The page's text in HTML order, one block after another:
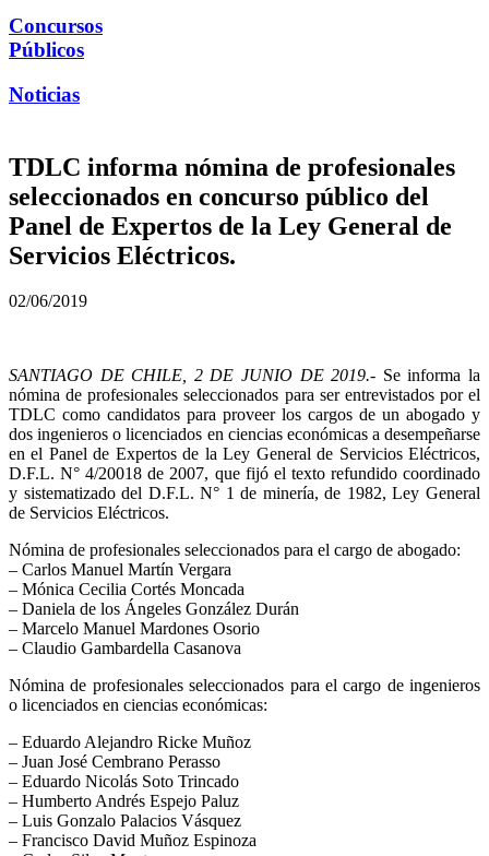
Concursos
Públicos
Noticias
TDLC informa nómina de profesionales
seleccionados en concurso público del
Panel de Expertos de la Ley General de
Servicios Eléctricos.
02/06/2019
SANTIAGO DE CHILE, 2 DE JUNIO DE 2019.- Se informa la
nómina de profesionales seleccionados para ser entrevistados por el
TDLC como candidatos para proveer los cargos de un abogado y
dos ingenieros o licenciados en ciencias económicas a desempeñarse
en el Panel de Expertos de la Ley General de Servicios Eléctricos,
D.F.L. N° 4/20018 de 2007, que fijó el texto refundido coordinado
y sistematizado del D.F.L. N° 1 de minería, de 1982, Ley General
de Servicios Eléctricos.
Nómina de profesionales seleccionados para el cargo de abogado:
– Carlos Manuel Martín Vergara
– Mónica Cecilia Cortés Moncada
– Daniela de los Ángeles González Durán
– Marcelo Manuel Mardones Osorio
– Claudio Gambardella Casanova
Nómina de profesionales seleccionados para el cargo de ingenieros
o licenciados en ciencias económicas:
– Eduardo Alejandro Ricke Muñoz
– Juan José Cembrano Perasso
– Eduardo Nicolás Soto Trincado
– Humberto Andrés Espejo Paluz
– Luis Gonzalo Palacios Vásquez
– Francisco David Muñoz Espinoza